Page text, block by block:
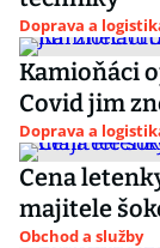
Doprava a
Kamioňáci
Covid jim
Doprava a
Cena
majitele
Obchod a služby